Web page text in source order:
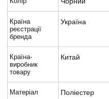
Країна
реєстрації
бренда
Україна
Країна-
виробник
товару
Китай
Матеріал Поліестер